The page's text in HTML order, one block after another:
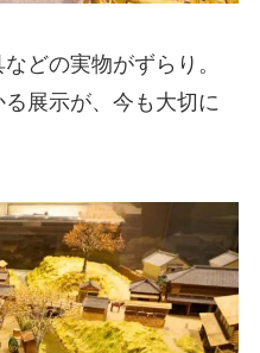
どの実物がずらり。
展示が、今も大切に